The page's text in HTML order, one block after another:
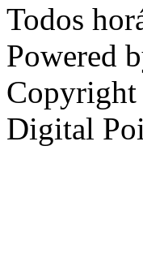
Todos
Powered
Digital